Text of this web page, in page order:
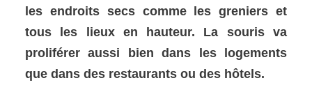
les endroits secs comme les greniers et
tous les lieux en hauteur. La souris va
proliférer aussi bien dans les logements
que dans des restaurants ou des hôtels.